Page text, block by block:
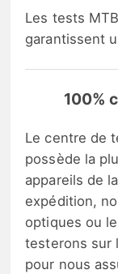
Les tests
garantissent
100%
Le centre de
possède la
appareils de
expédition,
optiques ou
testerons sur
pour nous